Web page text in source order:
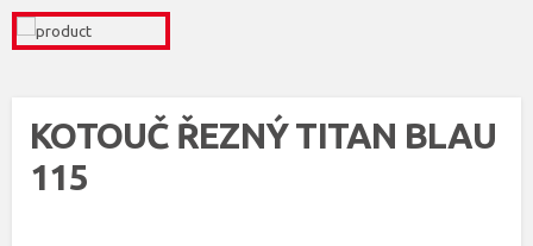
KOTOUČ ŘEZNÝ TITAN BLAU
115